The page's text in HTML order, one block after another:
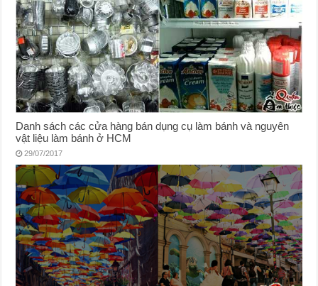
Danh sách các cửa hàng bán dụng cụ làm bánh và nguyên
vật liệu làm bánh ở HCM
29/07/2017